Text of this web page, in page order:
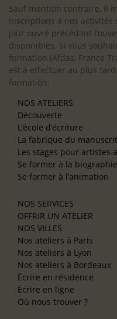
Sauf mention contraire, il
inscriptions à nos activités
jour ouvré précédant
disponibles. Si vous
formation (Afdas, France
est à effectuer au plus
formation.
NOS ATELIERS
Découverte
L’école d’écriture
La fabrique du manuscrit
Les stages pour artistes-
Se former à la biographie
Se former à l’animation
NOS SERVICES
OFFRIR UN ATELIER
NOS VILLES
Nos ateliers à Paris
Nos ateliers à Lyon
Nos ateliers à Bordeaux
Écrire en résidence
Écrire en ligne
Où nous trouver ?